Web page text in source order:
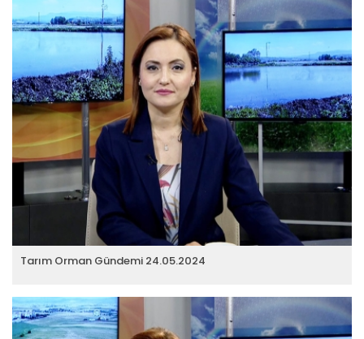
Tarım Orman Gündemi 24.05.2024